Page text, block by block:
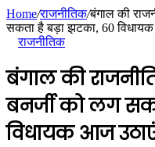
Home/राजनीतिक/बंगाल की
सकता है बड़ा झटका, 60
राजनीतिक
बंगाल की
बनर्जी को लग
विधायक आज